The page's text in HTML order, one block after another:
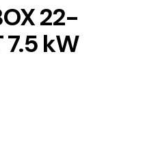
22-
7.5 kW